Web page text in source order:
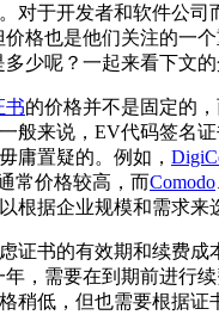
对于开发者和软件公司
格也是他们关注的一
少呢？一起来看下文
书的价格并不是固定的
般来说，EV代码签名
庸置疑的。例如，
常价格较高，而Comodo
根据企业规模和需求来
证书的有效期和续费成
，需要在到期前进行
稍低，但也需要根据证